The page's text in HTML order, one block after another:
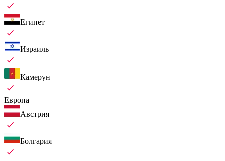
Египет
Израиль
Камерун
Европа
Австрия
Болгария